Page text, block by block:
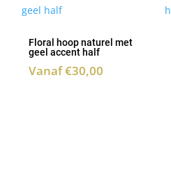
Floral hoop naturel met
geel accent half
Vanaf€30,00